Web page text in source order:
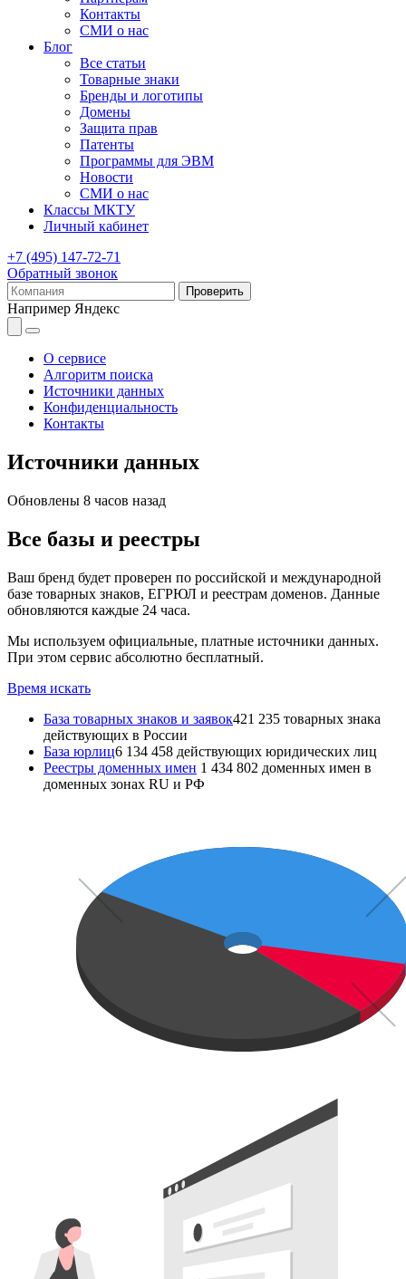
Контакты
СМИ о нас
Блог
Все статьи
Товарные знаки
Бренды и логотипы
Домены
Защита прав
Патенты
Программы для ЭВМ
Новости
СМИ о нас
Классы МКТУ
Личный кабинет
+7 (495) 147-72-71
Обратный звонок
Проверить
Например Яндекс
О сервисе
Алгоритм поиска
Источники данных
Конфиденциальность
Контакты
Источники данных
Обновлены 8 часов назад
Все базы и реестры
Ваш бренд будет проверен по российской и международной
базе товарных знаков, ЕГРЮЛ и реестрам доменов. Данные
обновляются каждые 24 часа.
Мы используем официальные, платные источники данных.
При этом сервис абсолютно бесплатный.
Время искать
База товарных знаков и заявок421 235 товарных знака
действующих в России
База юрлиц6 134 458 действующих юридических лиц
Реестры доменных имен 1 434 802 доменных имен в
доменных зонах RU и РФ